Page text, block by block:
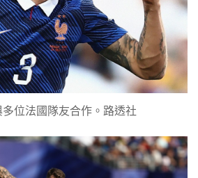
位法國隊友合作。路透社